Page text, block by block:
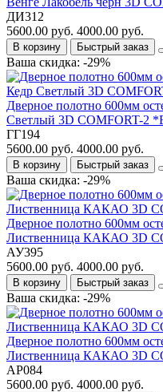
ДИ312
5600.00 руб. 4000.00 руб.
В корзину Быстрый заказ
Ваша скидка: -29%
Дверное полотно 600мм
Светлый 3D COMFORT-
ГГ194
5600.00 руб. 4000.00 руб.
В корзину Быстрый заказ
Ваша скидка: -29%
Дверное полотно 600мм
Лиственница КАКАО 3D
АУ395
5600.00 руб. 4000.00 руб.
В корзину Быстрый заказ
Ваша скидка: -29%
Дверное полотно 600мм
Лиственница КАКАО 3D
АР084
5600.00 руб. 4000.00 руб.